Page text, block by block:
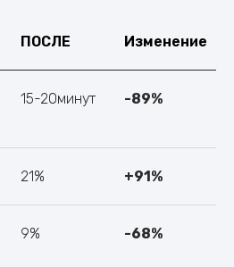
ПОСЛЕ Изменение
15-20минут -89%
21% +91%
9% -68%